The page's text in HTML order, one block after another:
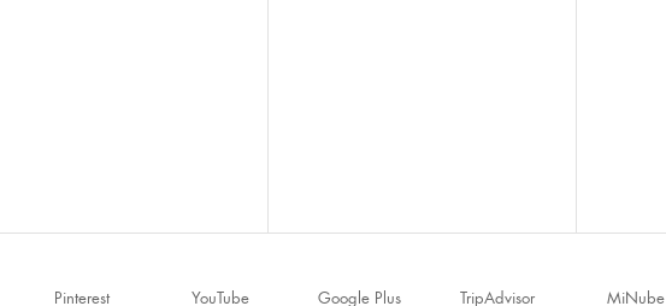
Pinterest YouTube Google Plus TripAdvisor MiNube